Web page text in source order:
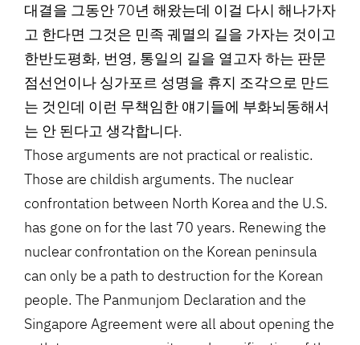
대결을 그동안 70년 해왔는데 이걸 다시 해나가자
고 한다면 그것은 민족 궤멸의 길을 가자는 것이고
한반도평화, 번영, 통일의 길을 열고자 하는 판문
점선언이나 싱가포르 성명을 휴지 조각으로 만드
는 것인데 이런 무책임한 얘기들에 부화뇌동해서
는 안 된다고 생각합니다.
Those arguments are not practical or realistic.
Those are childish arguments. The nuclear
confrontation between North Korea and the U.S.
has gone on for the last 70 years. Renewing the
nuclear confrontation on the Korean peninsula
can only be a path to destruction for the Korean
people. The Panmunjom Declaration and the
Singapore Agreement were all about opening the